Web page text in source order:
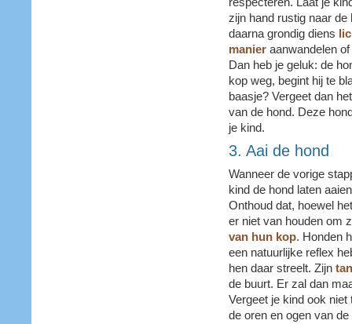
zijn hand rustig naar de
daarna grondig diens
manier aanwandelen
Dan heb je geluk: de
kop weg, begint hij te
baasje? Vergeet dan
van de hond. Deze
je kind.
3. Aai de hond
Wanneer de vorige
kind de hond laten
Onthoud dat, hoewel
er niet van houden om
van hun kop. Honden
een natuurlijke reflex
hen daar streelt. Zijn
de buurt. Er zal dan
Vergeet je kind ook
de oren en ogen van